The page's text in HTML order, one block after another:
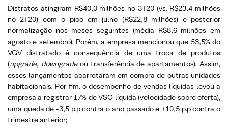
Distratos atingiram R$40,0 milhões no 3T20 (vs. R$23,4 milhões
no 2T20) com o pico em julho (R$22,8 milhões) e posterior
normalização nos meses seguintes (média R$8,6 milhões em
agosto e setembro). Porém, a empresa mencionou que 53,5% do
VGV distratado é consequência de uma troca de produtos
(upgrade, downgrade ou transferência de apartamentos). Assim,
esses lançamentos acarretaram em compra de outras unidades
habitacionais. Por fim, o desempenho de vendas líquidas levou a
empresa a registrar 17% de VSO líquida (velocidade sobre oferta),
uma queda de -3,5 p.p contra o ano passado e +10,5 p.p contra o
trimestre anterior;